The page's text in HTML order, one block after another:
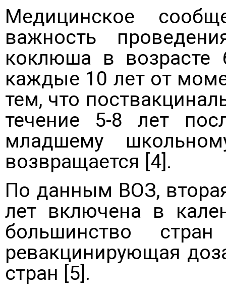
Медицинское
важность
коклюша в
каждые 10 лет от
тем, что
течение 5-8 лет
младшему
возвращается [4].
По данным ВОЗ,
лет включена в
большинство
ревакцинирующая
стран [5].